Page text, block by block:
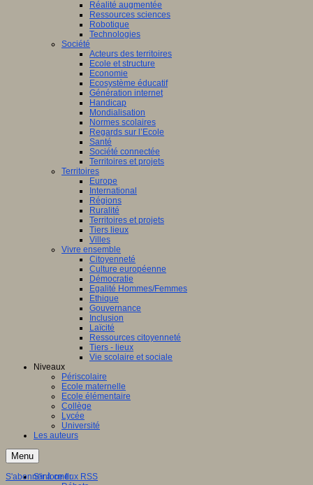
Réalité augmentée
Ressources sciences
Robotique
Technologies
Société
Acteurs des territoires
Ecole et structure
Economie
Ecosystème éducatif
Génération internet
Handicap
Mondialisation
Normes scolaires
Regards sur l’Ecole
Santé
Société connectée
Territoires et projets
Territoires
Europe
International
Régions
Ruralité
Territoires et projets
Tiers lieux
Villes
Vivre ensemble
Citoyenneté
Culture européenne
Démocratie
Egalité Hommes/Femmes
Ethique
Gouvernance
Inclusion
Laïcité
Ressources citoyenneté
Tiers - lieux
Vie scolaire et sociale
Niveaux
Périscolaire
Ecole maternelle
Ecole élémentaire
Collège
Lycée
Université
Les auteurs
Menu
S'informer
S'abonner à ce flux RSS